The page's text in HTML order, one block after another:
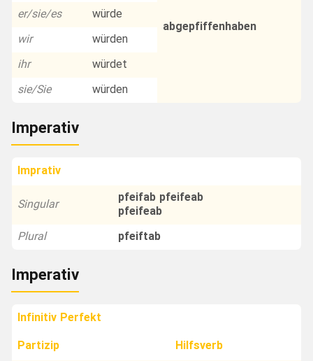
abgepfiffenhaben
er/sie/es
würde
wir
würden
ihr
würdet
sie/Sie
würden
Imperativ
Imprativ
Singular
pfeifab pfeifeab
pfeifeab
Plural
pfeiftab
Imperativ
Infinitiv Perfekt
Partizip
Hilfsverb